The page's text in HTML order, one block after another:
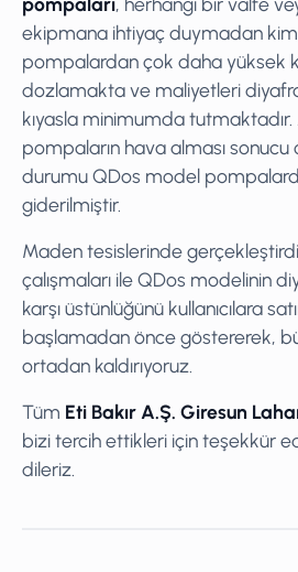
ekipmana ihtiyaç duymadan
pompalardan çok daha yüksek
dozlamakta ve maliyetleri
kıyasla minimumda tutmaktadır.
pompaların hava alması sonucu
durumu QDos model
giderilmiştir.
Maden tesislerinde
çalışmaları ile QDos modelinin
karşı üstünlüğünü kullanıcılara
başlamadan önce göstererek,
ortadan kaldırıyoruz.
Tüm Eti Bakır A.Ş. Giresun
bizi tercih ettikleri için teşekkür
dileriz.